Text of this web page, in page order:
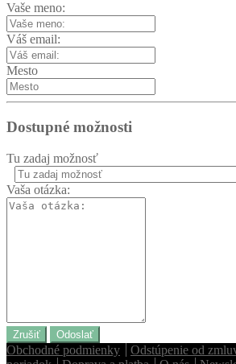
Vaše meno:
Váš email:
Mesto
Dostupné možnosti
Tu zadaj možnosť
Vaša otázka:
Zrušiť Odoslať
Obchodné podmienky Odstúpenie od
Homie Asistent